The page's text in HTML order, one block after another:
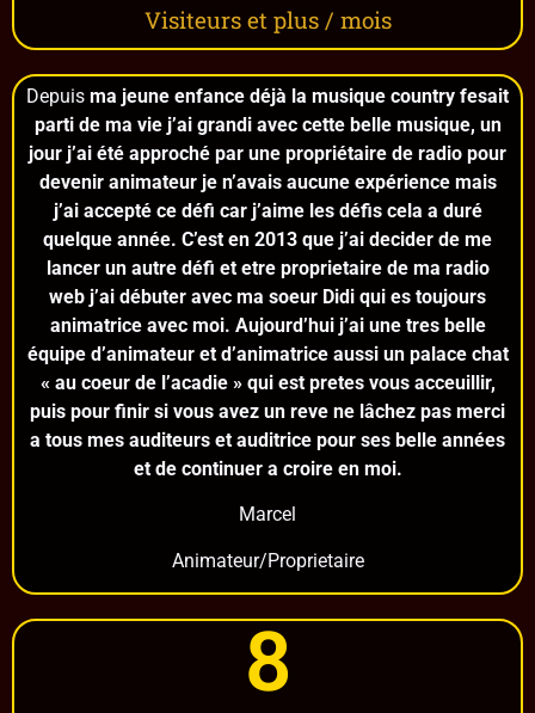
Visiteurs et plus / mois
Depuis ma jeune enfance déjà la musique country fesait
parti de ma vie j’ai grandi avec cette belle musique, un
jour j’ai été approché par une propriétaire de radio pour
devenir animateur je n’avais aucune expérience mais
j’ai accepté ce défi car j’aime les défis cela a duré
quelque année. C’est en 2013 que j’ai decider de me
lancer un autre défi et etre proprietaire de ma radio
web j’ai débuter avec ma soeur Didi qui es toujours
animatrice avec moi. Aujourd’hui j’ai une tres belle
équipe d’animateur et d’animatrice aussi un palace chat
« au coeur de l’acadie » qui est pretes vous acceuillir,
puis pour finir si vous avez un reve ne lâchez pas merci
a tous mes auditeurs et auditrice pour ses belle années
et de continuer a croire en moi.
Marcel
Animateur/Proprietaire
8